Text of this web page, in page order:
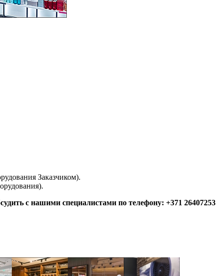
Заказчиком).
с нашими специалистами по телефону: +371 26407253